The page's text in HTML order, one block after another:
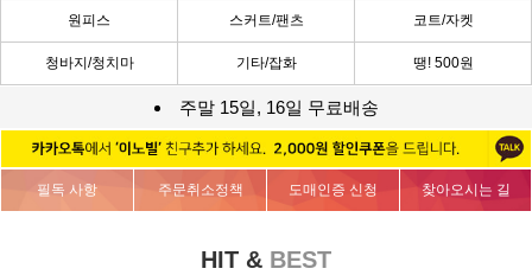
원피스 스커트/팬츠 코트/자켓
청바지/청치마 기타/잡화 땡! 500원
주말 15일, 16일 무료배송
필독 사항 주문취소정책 도매인증 신청 찾아오시는 길
HIT & BEST